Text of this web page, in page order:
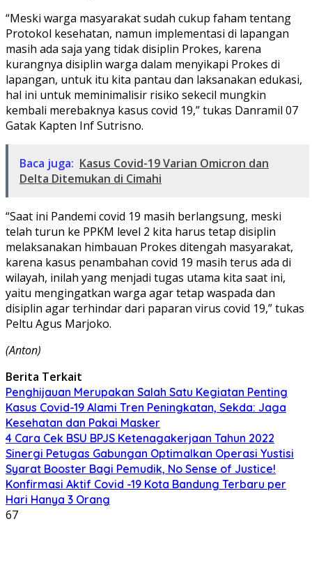
“Meski warga masyarakat sudah cukup faham tentang
Protokol kesehatan, namun implementasi di lapangan
masih ada saja yang tidak disiplin Prokes, karena
kurangnya disiplin warga dalam menyikapi Prokes di
lapangan, untuk itu kita pantau dan laksanakan edukasi,
hal ini untuk meminimalisir risiko sekecil mungkin
kembali merebaknya kasus covid 19,” tukas Danramil 07
Gatak Kapten Inf Sutrisno.
Baca juga: Kasus Covid-19 Varian Omicron dan
Delta Ditemukan di Cimahi
“Saat ini Pandemi covid 19 masih berlangsung, meski
telah turun ke PPKM level 2 kita harus tetap disiplin
melaksanakan himbauan Prokes ditengah masyarakat,
karena kasus penambahan covid 19 masih terus ada di
wilayah, inilah yang menjadi tugas utama kita saat ini,
yaitu mengingatkan warga agar tetap waspada dan
disiplin agar terhindar dari paparan virus covid 19,” tukas
Peltu Agus Marjoko.
(Anton)
Berita Terkait
Penghijauan Merupakan Salah Satu Kegiatan Penting
Kasus Covid-19 Alami Tren Peningkatan, Sekda: Jaga
Kesehatan dan Pakai Masker
4 Cara Cek BSU BPJS Ketenagakerjaan Tahun 2022
Sinergi Petugas Gabungan Optimalkan Operasi Yustisi
Syarat Booster Bagi Pemudik, No Sense of Justice!
Konfirmasi Aktif Covid -19 Kota Bandung Terbaru per
Hari Hanya 3 Orang
67